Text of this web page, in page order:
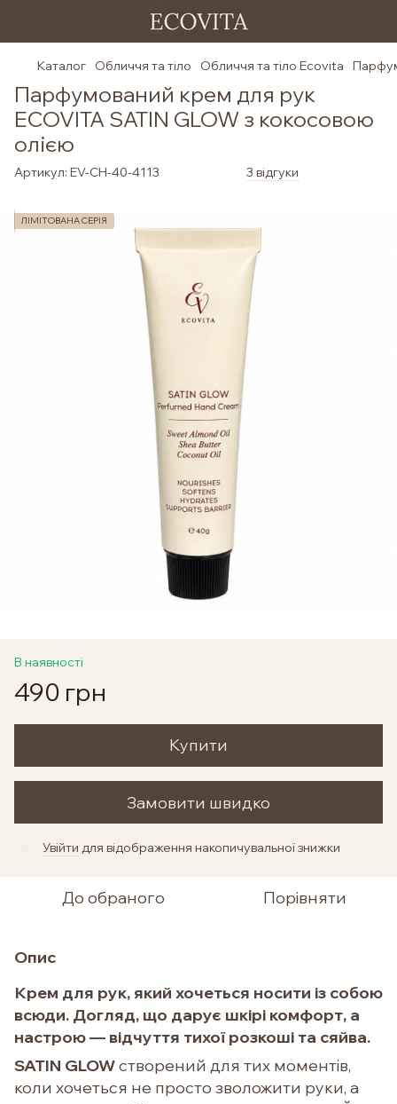
Каталог Обличчя та тіло Обличчя та тіло Ecovita
Парфумований крем для рук
ECOVITA SATIN GLOW з кокосовою
олією
Артикул: EV-CH-40-4113 3 відгуки
ЛІМІТОВАНА СЕРІЯ
В наявності
490 грн
Купити
Замовити швидко
Увійти для відображення накопичувальної знижки
До обраного Порівняти
Опис
Крем для рук, який хочеться носити із собою
всюди. Догляд, що дарує шкірі комфорт, а
настрою — відчуття тихої розкоші та сяйва.
SATIN GLOWстворений для тих моментів,
коли хочеться не просто зволожити руки, а